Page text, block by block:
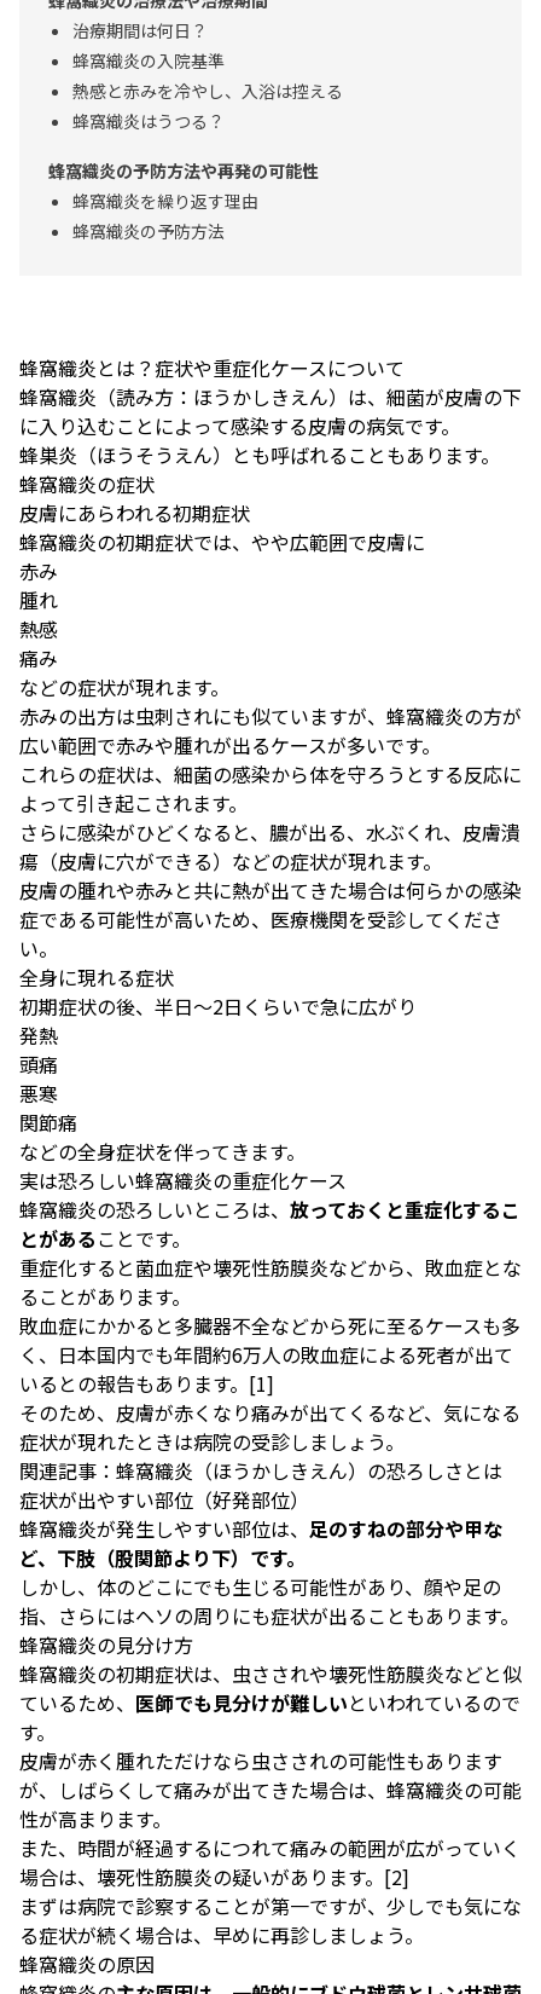
治療期間は何日？
蜂窩織炎の入院基準
熱感と赤みを冷やし、入浴は控える
蜂窩織炎はうつる？
蜂窩織炎の予防方法や再発の可能性
蜂窩織炎を繰り返す理由
蜂窩織炎の予防方法
蜂窩織炎とは？症状や重症化ケースについて
蜂窩織炎（読み方：ほうかしきえん）は、細菌が皮膚の下
に入り込むことによって感染する皮膚の病気です。
蜂巣炎（ほうそうえん）とも呼ばれることもあります。
蜂窩織炎の症状
皮膚にあらわれる初期症状
蜂窩織炎の初期症状では、やや広範囲で皮膚に
赤み
腫れ
熱感
痛み
などの症状が現れます。
赤みの出方は虫刺されにも似ていますが、蜂窩織炎の方が
広い範囲で赤みや腫れが出るケースが多いです。
これらの症状は、細菌の感染から体を守ろうとする反応に
よって引き起こされます。
さらに感染がひどくなると、膿が出る、水ぶくれ、皮膚潰
瘍（皮膚に穴ができる）などの症状が現れます。
皮膚の腫れや赤みと共に熱が出てきた場合は何らかの感染
症である可能性が高いため、医療機関を受診してくださ
い。
全身に現れる症状
初期症状の後、半日～2日くらいで急に広がり
発熱
頭痛
悪寒
関節痛
などの全身症状を伴ってきます。
実は恐ろしい蜂窩織炎の重症化ケース
蜂窩織炎の恐ろしいところは、 放っておくと重症化するこ
とがあることです。
重症化すると菌血症や壊死性筋膜炎などから、敗血症とな
ることがあります。
敗血症にかかると多臓器不全などから死に至るケースも多
く、日本国内でも年間約6万人の敗血症による死者が出て
いるとの報告もあります。[1]
そのため、皮膚が赤くなり痛みが出てくるなど、気になる
症状が現れたときは病院の受診しましょう。
関連記事： 蜂窩織炎（ほうかしきえん）の恐ろしさとは
症状が出やすい部位（好発部位）
蜂窩織炎が発生しやすい部位は、 足のすねの部分や甲な
ど、下肢（股関節より下）です。
しかし、体のどこにでも生じる可能性があり、顔や足の
指、さらにはヘソの周りにも症状が出ることもあります。
蜂窩織炎の見分け方
蜂窩織炎の初期症状は、虫さされや壊死性筋膜炎などと似
ているため、 医師でも見分けが難しいといわれているので
す。
皮膚が赤く腫れただけなら虫さされの可能性もあります
が、しばらくして痛みが出てきた場合は、蜂窩織炎の可能
性が高まります。
また、時間が経過するにつれて痛みの範囲が広がっていく
場合は、壊死性筋膜炎の疑いがあります。[2]
まずは病院で診察することが第一ですが、少しでも気にな
る症状が続く場合は、早めに再診しましょう。
蜂窩織炎の原因